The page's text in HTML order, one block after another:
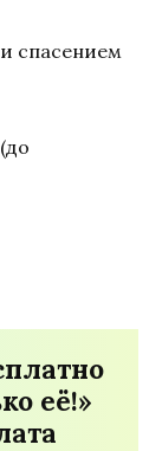
спасением
её!»